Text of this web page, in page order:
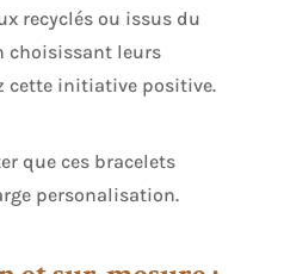
recyclés ou issus du
choisissant leurs
cette initiative positive.
que ces bracelets
personalisation.